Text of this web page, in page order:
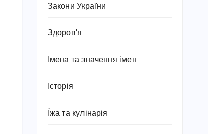
Закони України
Здоров'я
Імена та значення імен
Історія
Їжа та кулінарія